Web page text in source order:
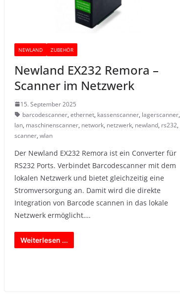
NEWLAND ZUBEHÖR
Newland EX232 Remora –
Scanner im Netzwerk
15. September 2025
barcodescanner, ethernet, kassenscanner, lagerscanner,
lan, maschinenscanner, network, netzwerk, newland, rs232,
scanner, wlan
Der Newland EX232 Remora ist ein Converter für
RS232 Ports. Verbindet Barcodescanner mit dem
lokalen Netzwerk und bietet gleichzeitig eine
Stromversorgung an. Damit wird die direkte
Integration von Barcode scannen in das lokale
Netzwerk ermöglicht….
Weiterlesen ...